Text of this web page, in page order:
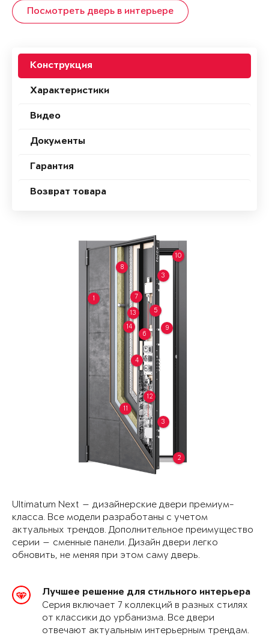
Посмотреть дверь в интерьере
Конструкция
Характеристики
Видео
Документы
Гарантия
Возврат товара
1
2
3
3
4
5
6
7
8
9
10
11
12
13
14
Ultimatum Next — дизайнерские двери премиум-
класса. Все модели разработаны с учетом
актуальных трендов. Дополнительное преимущество
серии — сменные панели. Дизайн двери легко
обновить, не меняя при этом саму дверь.
Лучшее решение для стильного интерьера
Серия включает 7 коллекций в разных стилях
от классики до урбанизма. Все двери
отвечают актуальным интерьерным трендам.